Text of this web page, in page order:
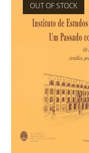
OUT OF STOCK